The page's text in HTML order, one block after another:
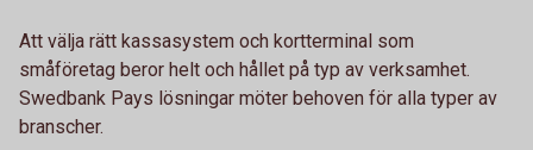
Att välja rätt kassasystem och kortterminal som
småföretag beror helt och hållet på typ av verksamhet.
Swedbank Pays lösningar möter behoven för alla typer av
branscher.